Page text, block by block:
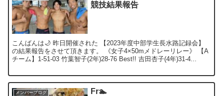
競技結果報告
こんばんは🌙 昨日開催された 【2023年度中部学生長水路記録会】
の結果報告をさせて頂きます。 《女子4×50mメドレーリレー》 【A
チーム】1-51-03 竹葉智子(2年)28-76 Best!! 吉田杏子(4年)31-4...
メンバーブログ Fr🏊